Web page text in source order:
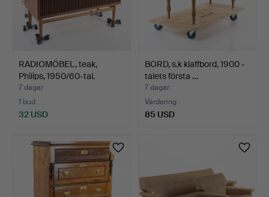
RADIOMÖBEL, teak,
Philips, 1950/60-tal.
7 dagar
1 bud
32 USD
BORD, s.k klaffbord, 1900 -
talets första …
7 dagar
Värdering
85 USD